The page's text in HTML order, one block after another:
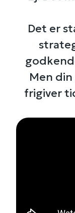
Det er
Men din
frigiver